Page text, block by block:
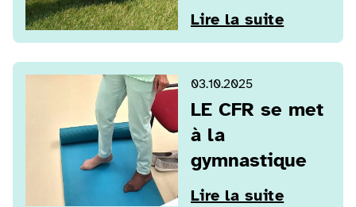
Lire la suite
03.10.2025
LE CFR se met
à la
gymnastique
Lire la suite